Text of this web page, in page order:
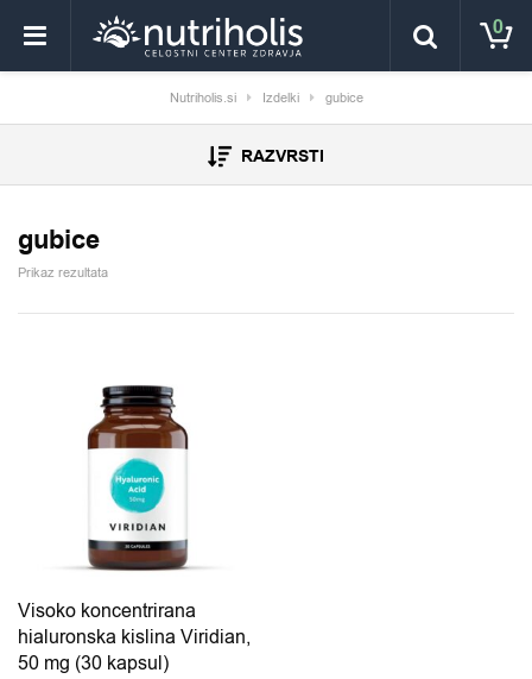
0
Nutriholis.si Izdelki gubice
RAZVRSTI
gubice
Prikaz rezultata
Visoko koncentrirana
hialuronska kislina Viridian,
50 mg (30 kapsul)